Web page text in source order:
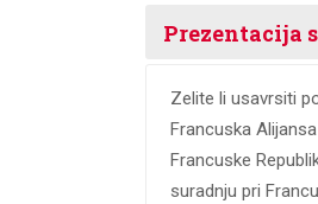
Prezentacija
Zelite li usavrsiti
Francuska
Francuske
suradnju pri